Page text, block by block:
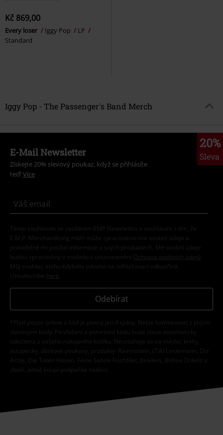
Kč 869,00
Every loser Iggy Pop
LP
Standard
Iggy Pop - The Passenger's Band Merch
20%
Sleva
E-Mail Newsletter
Získejte 20% slevový poukaz, když se přihlásíte
teď! Více
Tímto souhlasím se zasíláním EMP Newslettru a souhlasím s tím, že
E.M.P. Merchandising mbH může zpracovávat mé osobní údaje a
pravidelně mi posílat informace o svých produktech. Mé osobní údaje
budou zpracovány v souladu s ustanoveními
Ochrana osobních údajů
Můj souhlas mohu kdykoliv odvolat na odhlašovací odkaz/link.
Unsubscribe here
Odebírat
*Platí pouze online a kód je platný jen 4 týdny. Nelze kombinovat s jinými
slevovými kódy. Po vložení a potvrzení kódu bude sleva automaticky
odečtena z vašeho nákupního košíku. Nevztahuje se na média, knihy,
vstupenky, dárkové poukazy, produkty: Rammstein, (Till) Lindemann, Die
Ärzte, Die Toten Hosen, Feine Sahne Fischfilet, Broilers, Böhse Onkelz a
zboží, jehož koupí podpoříte nadaci.